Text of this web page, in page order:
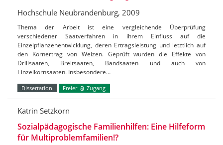
Hochschule Neubrandenburg, 2009
Thema der Arbeit ist eine vergleichende Überprüfung
verschiedener Saatverfahren in ihrem Einfluss auf die
Einzelpflanzenentwicklung, deren Ertragsleistung und letztlich auf
den Kornertrag von Weizen. Geprüft wurden die Effekte von
Drillsaaten, Breitsaaten, Bandsaaten und auch von
Einzelkornsaaten. Insbesondere…
Dissertation Freier Zugang
Katrin Setzkorn
Sozialpädagogische Familienhilfen: Eine Hilfeform
für Multiproblemfamilien!?